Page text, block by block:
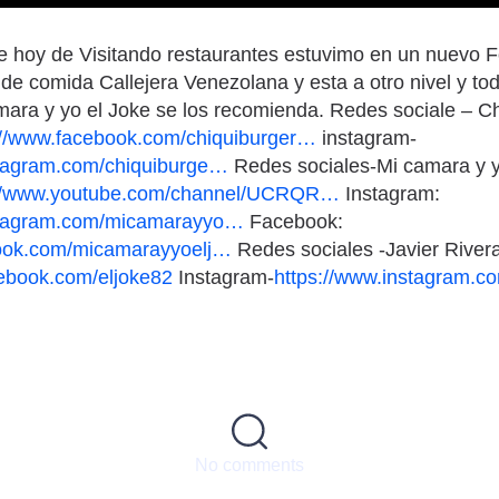
hoy de Visitando restaurantes estuvimo en un nuevo
comida Callejera Venezolana y esta a otro nivel y
y yo el Joke se los recomienda. Redes sociale –
www.facebook.com/chiquiburger… instagram-
chiquiburge… Redes sociales-Mi camara y
channel/UCRQR… Instagram:
micamarayyo… Facebook:
micamarayyoelj… Redes sociales -Javier
eljoke82 Instagram-https://
No comments